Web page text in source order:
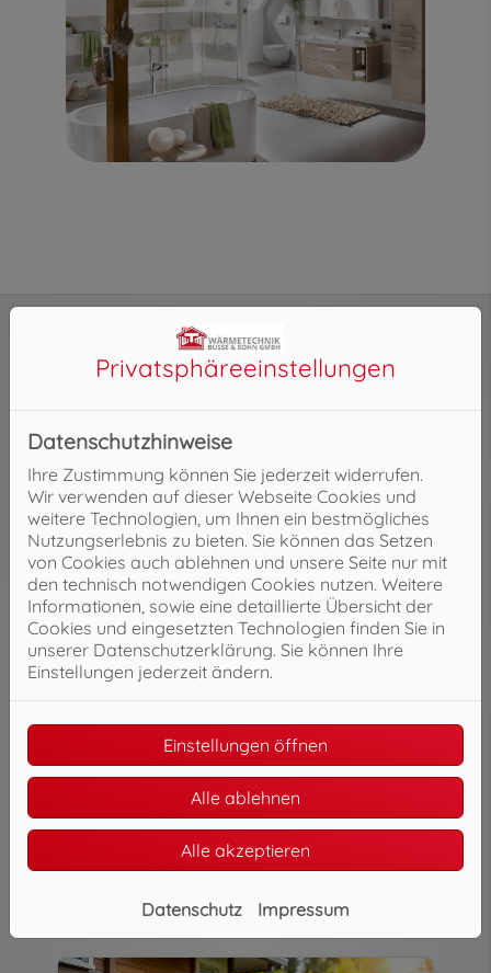
Hier finden Sie weitere Planungshilfen:
3D Planer
Mit dem 3D - Badplaner haben Sie die
Möglichkeit Ihr Bad direkt auf unserer
Webseite zu planen.
Jetzt Planen
Privatsphäre­einstellungen
Datenschutzhinweise
Ihre Zustimmung können Sie jederzeit widerrufen.
Wir verwenden auf dieser Webseite Cookies und
weitere Technologien, um Ihnen ein bestmögliches
Nutzungserlebnis zu bieten. Sie können das Setzen
von Cookies auch ablehnen und unsere Seite nur mit
den technisch notwendigen Cookies nutzen. Weitere
Informationen, sowie eine detaillierte Übersicht der
Cookies und eingesetzten Technologien finden Sie in
unserer Datenschutzerklärung. Sie können Ihre
Einstellungen jederzeit ändern.
Einstellungen öffnen
Alle ablehnen
Alle akzeptieren
Datenschutz Impressum